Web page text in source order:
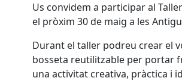
Us convidem a participar al
el pròxim 30 de maig a les
Durant el taller podreu crear el
bosseta reutilitzable per portar
una activitat creativa, pràctica i